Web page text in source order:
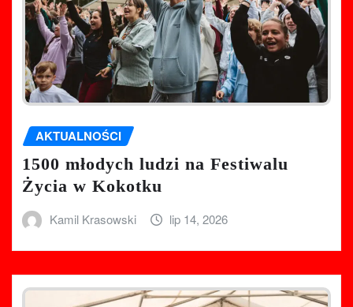
AKTUALNOŚCI
1500 młodych ludzi na Festiwalu
Życia w Kokotku
Kamil Krasowski lip 14, 2026